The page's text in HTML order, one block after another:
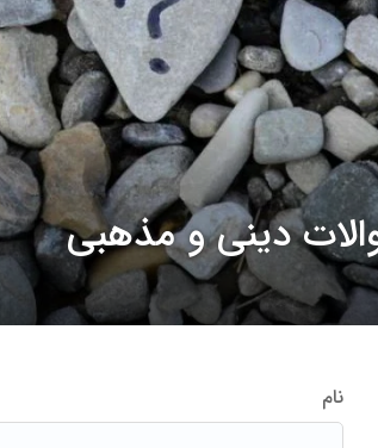
دینی و مذهبی
نام